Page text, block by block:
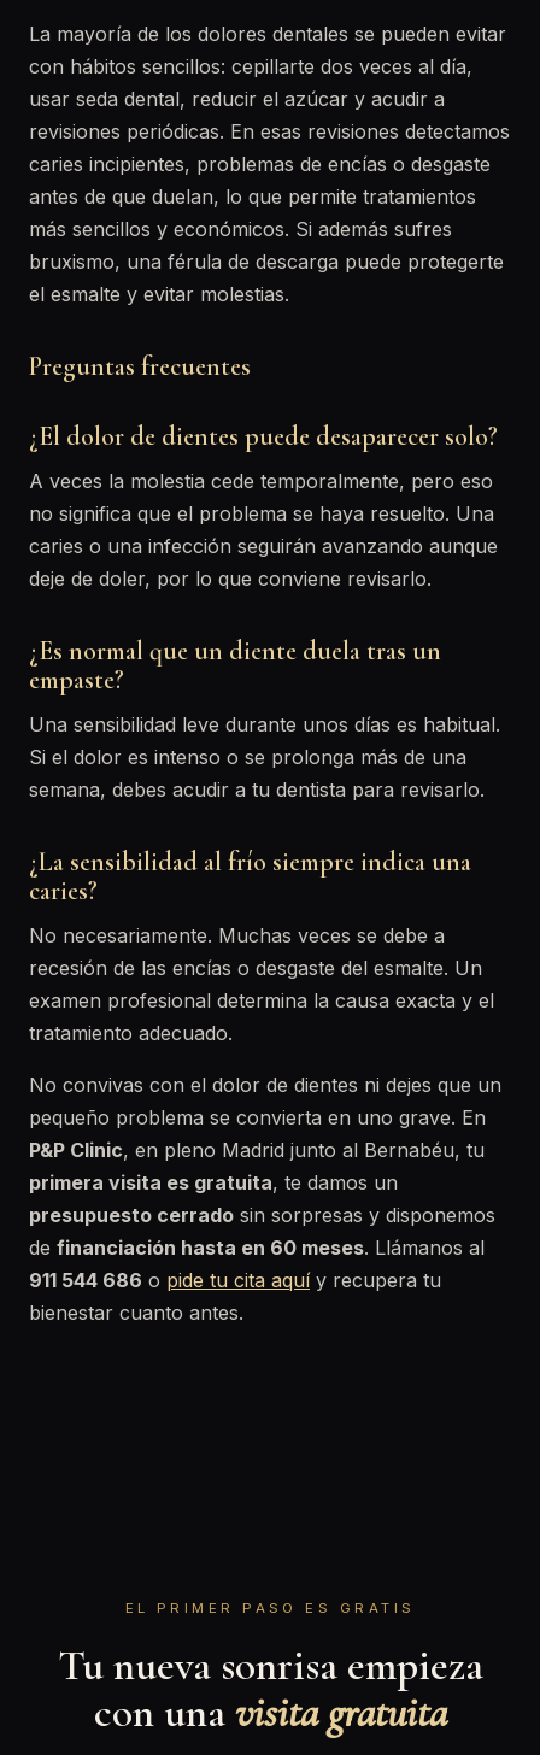
La mayoría de los dolores dentales se pueden evitar
con hábitos sencillos: cepillarte dos veces al día,
usar seda dental, reducir el azúcar y acudir a
revisiones periódicas. En esas revisiones detectamos
caries incipientes, problemas de encías o desgaste
antes de que duelan, lo que permite tratamientos
más sencillos y económicos. Si además sufres
bruxismo, una férula de descarga puede protegerte
el esmalte y evitar molestias.
Preguntas frecuentes
¿El dolor de dientes puede desaparecer solo?
A veces la molestia cede temporalmente, pero eso
no significa que el problema se haya resuelto. Una
caries o una infección seguirán avanzando aunque
deje de doler, por lo que conviene revisarlo.
¿Es normal que un diente duela tras un
empaste?
Una sensibilidad leve durante unos días es habitual.
Si el dolor es intenso o se prolonga más de una
semana, debes acudir a tu dentista para revisarlo.
¿La sensibilidad al frío siempre indica una
caries?
No necesariamente. Muchas veces se debe a
recesión de las encías o desgaste del esmalte. Un
examen profesional determina la causa exacta y el
tratamiento adecuado.
No convivas con el dolor de dientes ni dejes que un
pequeño problema se convierta en uno grave. En
P&P Clinic, en pleno Madrid junto al Bernabéu, tu
primera visita es gratuita, te damos un
presupuesto cerrado sin sorpresas y disponemos
de financiación hasta en 60 meses. Llámanos al
911 544 686 o pide tu cita aquíy recupera tu
bienestar cuanto antes.
EL PRIMER PASO ES GRATIS
Tu nueva sonrisa empieza
con unavisita gratuita